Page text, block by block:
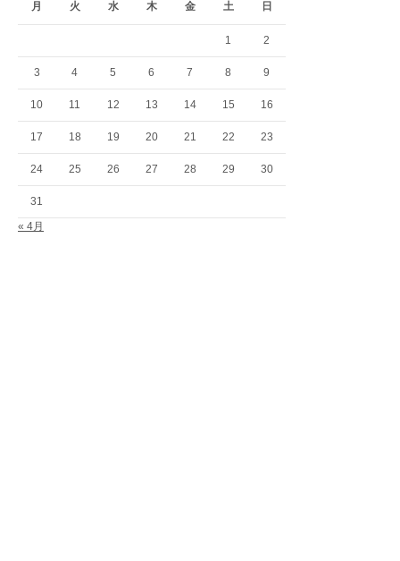
月 火 水 木 金 土 日
1 2
3 4 5 6 7 8 9
10 11 12 13 14 15 16
17 18 19 20 21 22 23
24 25 26 27 28 29 30
31
« 4月